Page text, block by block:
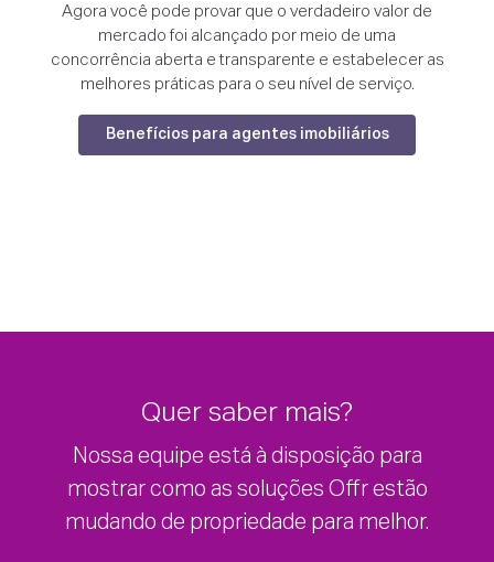
Agora você pode provar que o verdadeiro valor de
mercado foi alcançado por meio de uma
concorrência aberta e transparente e estabelecer as
melhores práticas para o seu nível de serviço.
Benefícios para agentes imobiliários
Quer saber mais?
Nossa equipe está à disposição para
mostrar como as soluções Offr estão
mudando de propriedade para melhor.